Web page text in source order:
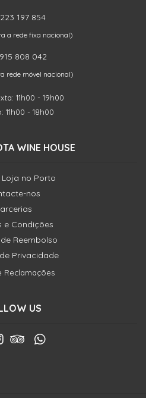
197 854
a rede fixa nacional)
808 042
rede móvel nacional)
11h00 - 19h00
11h00 - 18h00
WINE HOUSE
Loja no Porto
nos
e Condições
Reembolso
Privacidade
Reclamações
US